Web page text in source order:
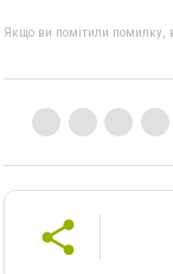
Якщо ви помітили помилку,